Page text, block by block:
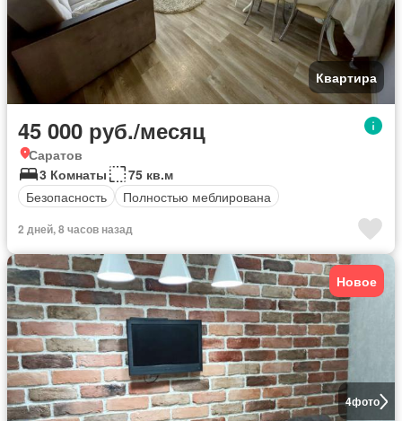
Квартира
45 000 руб./месяц
Саратов
3 Комнаты
75 кв.м
Безопасность
Полностью меблирована
2 дней, 8 часов назад
4фото
Новое